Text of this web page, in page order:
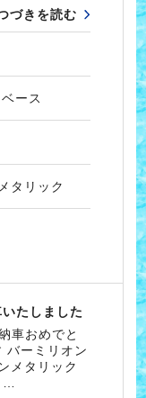
づきを読む
ース
タリック
たしました
車おめでと
バーミリオン
メタリック
…